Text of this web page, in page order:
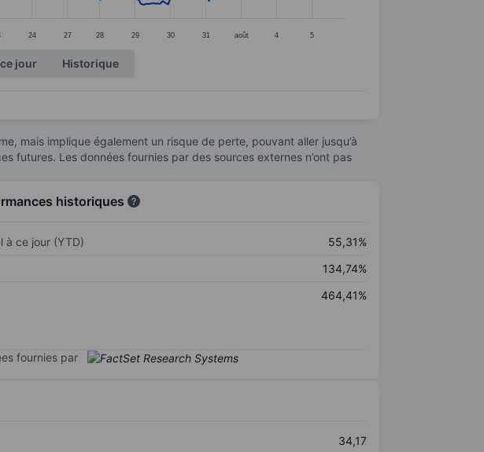
24 27 28 29 30 31 août 4 5
jour Historique
mais implique également un risque de perte, pouvant aller jusqu’à
futures. Les données fournies par des sources externes n’ont pas
historiques
à ce jour (YTD)
55,31%
134,74%
464,41%
fournies par
34,17